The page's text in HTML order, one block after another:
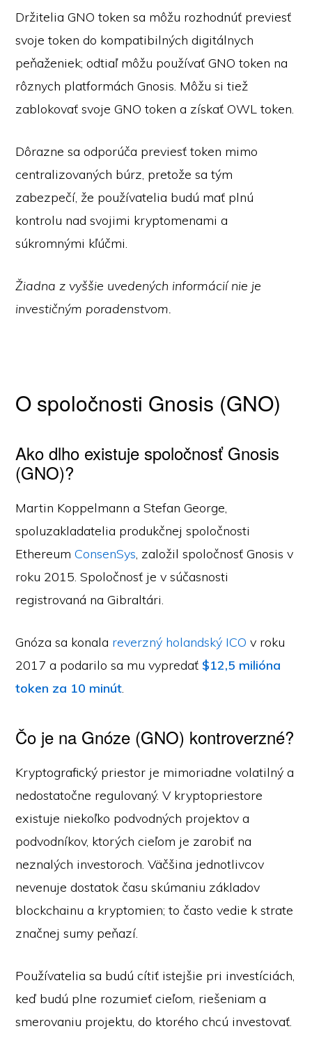
Držitelia GNO token sa môžu rozhodnúť previesť
svoje token do kompatibilných digitálnych
peňaženiek; odtiaľ môžu používať GNO token na
rôznych platformách Gnosis. Môžu si tiež
zablokovať svoje GNO token a získať OWL token.
Dôrazne sa odporúča previesť token mimo
centralizovaných búrz, pretože sa tým
zabezpečí, že používatelia budú mať plnú
kontrolu nad svojimi kryptomenami a
súkromnými kľúčmi.
Žiadna z vyššie uvedených informácií nie je
investičným poradenstvom.
O spoločnosti Gnosis (GNO)
Ako dlho existuje spoločnosť Gnosis
(GNO)?
Martin Koppelmann a Stefan George,
spoluzakladatelia produkčnej spoločnosti
EthereumConsenSys, založil spoločnosť Gnosis v
roku 2015. Spoločnosť je v súčasnosti
registrovaná na Gibraltári.
Gnóza sa konala reverzný holandský ICO v roku
2017 a podarilo sa mu vypredať $12,5 milióna
token za 10 minút.
Čo je na Gnóze (GNO) kontroverzné?
Kryptografický priestor je mimoriadne volatilný a
nedostatočne regulovaný. V kryptopriestore
existuje niekoľko podvodných projektov a
podvodníkov, ktorých cieľom je zarobiť na
neznalých investoroch. Väčšina jednotlivcov
nevenuje dostatok času skúmaniu základov
blockchainu a kryptomien; to často vedie k strate
značnej sumy peňazí.
Používatelia sa budú cítiť istejšie pri investíciách,
keď budú plne rozumieť cieľom, riešeniam a
smerovaniu projektu, do ktorého chcú investovať.